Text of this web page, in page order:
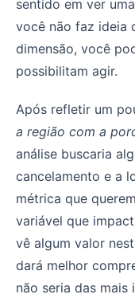
sentido em ver
você não faz ideia
dimensão, você
possibilitam agir.
Após refletir um
a região com a
análise buscaria
cancelamento e a
métrica que
variável que
vê algum valor
dará melhor
não seria das mais